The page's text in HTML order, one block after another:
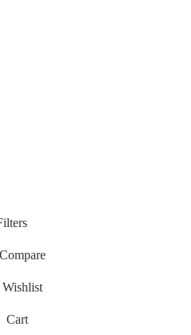
Compare
Wishlist
Cart